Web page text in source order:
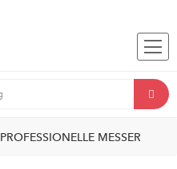
PROFESSIONELLE MESSER